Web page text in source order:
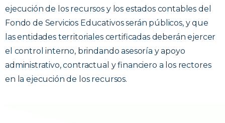
ejecución de los recursos y los estados contables del
Fondo de Servicios Educativos serán públicos, y que
las entidades territoriales certificadas deberán ejercer
el control interno, brindando asesoría y apoyo
administrativo, contractual y financiero a los rectores
en la ejecución de los recursos.